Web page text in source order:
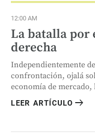
12:00 AM
La batalla por
derecha
Independientemente
confrontación, ojalá
economía de
LEER ARTÍCULO arrow_right_alt